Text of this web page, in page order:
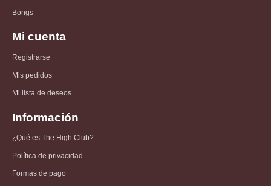
Bongs
Mi cuenta
Registrarse
Mis pedidos
Mi lista de deseos
Información
¿Qué es The High Club?
Política de privacidad
Formas de pago